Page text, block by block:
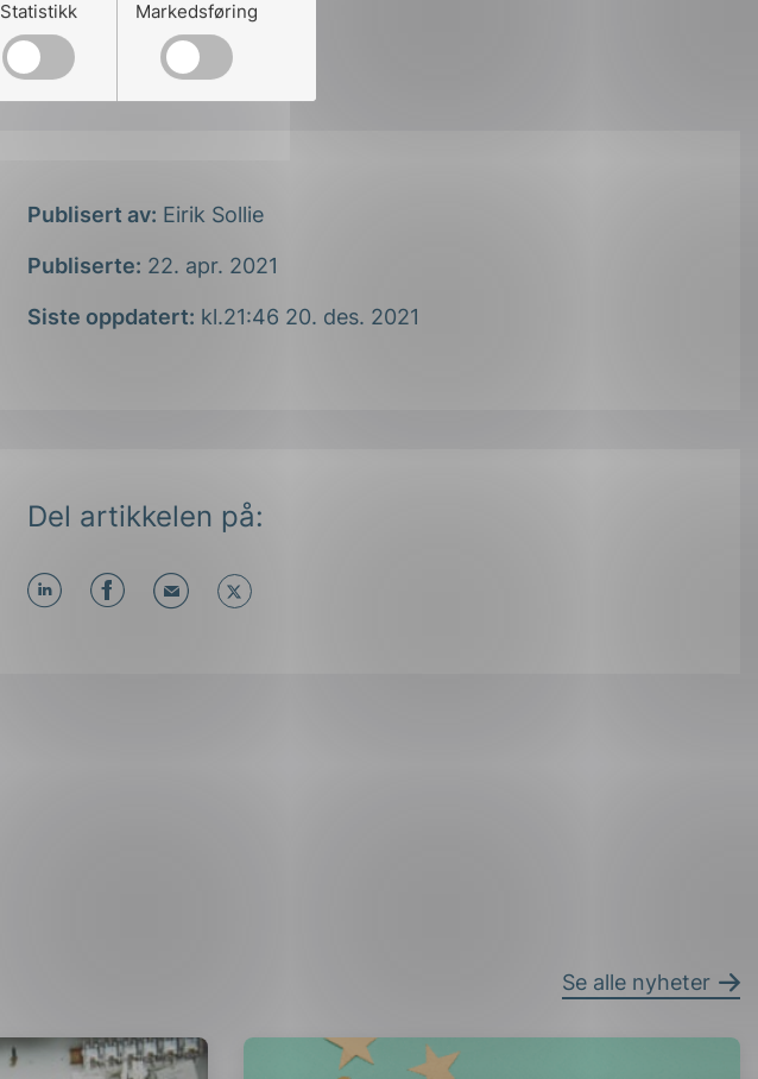
Statistikk Markedsføring
Publisert av: Eirik Sollie
Publiserte: 22. apr. 2021
Siste oppdatert: kl.21:46 20. des. 2021
Del artikkelen på:
Se alle nyheter